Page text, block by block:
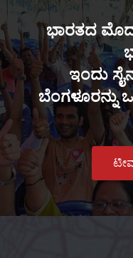
ಭಾರತದ
ಇಂದು
ಬೆಂಗಳೂರನ್ನು